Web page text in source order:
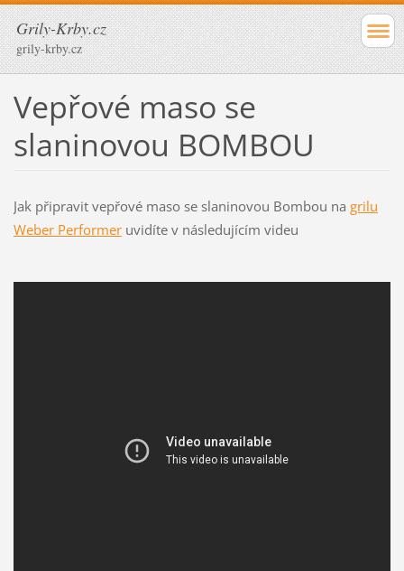
Grily-Krby.cz
grily-krby.cz
Vepřové maso se
slaninovou BOMBOU
Jak připravit vepřové maso se slaninovou Bombou na grilu
Weber Performeruvidíte v následujícím videu